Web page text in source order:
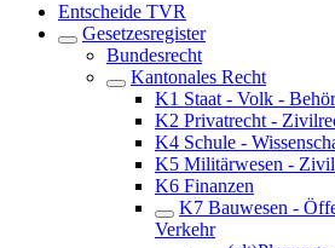
Entscheide TVR
Gesetzesregister
Bundesrecht
Kantonales Recht
K1 Staat - Volk -
K2 Privatrecht -
K4 Schule -
K5 Militärwesen -
K6 Finanzen
K7 Bauwesen -
Verkehr